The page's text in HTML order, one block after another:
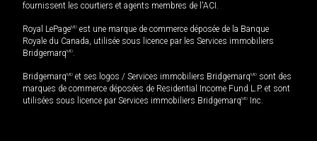
fournissent les courtiers et agents membres de l'ACI.
Royal LePageMD est une marque de commerce déposée de la Banque
Royale du Canada, utilisée sous licence par les Services immobiliers
BridgemarqMD.
BridgemarqMD et ses logos / Services immobiliers BridgemarqMD sont des
marques de commerce déposées de Residential Income Fund L.P. et sont
utilisées sous licence par Services immobiliers BridgemarqMD Inc.